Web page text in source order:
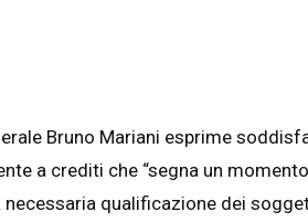
Bruno Mariani esprime
a crediti che “segna un
qualificazione dei